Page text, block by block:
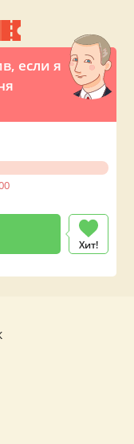
если я
Хит!